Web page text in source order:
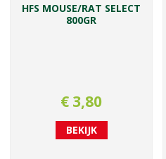
HFS MOUSE/RAT SELECT
800GR
€ 3,80
BEKIJK